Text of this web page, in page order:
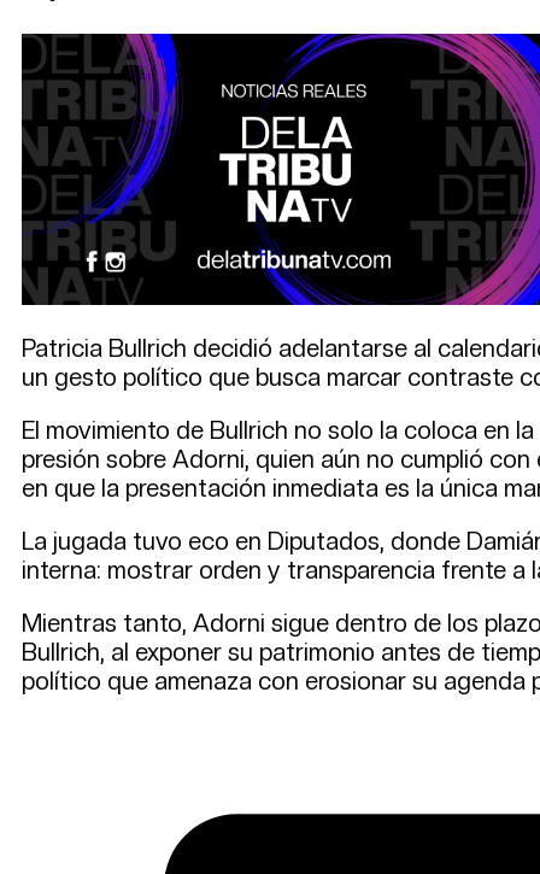
Patricia Bullrich decidió adelantarse al
un gesto político que busca marcar contraste
El movimiento de Bullrich no solo la coloca en
presión sobre Adorni, quien aún no cumplió
en que la presentación inmediata es la única
La jugada tuvo eco en Diputados, donde
interna: mostrar orden y transparencia frente a
Mientras tanto, Adorni sigue dentro de los
Bullrich, al exponer su patrimonio antes de
político que amenaza con erosionar su agenda